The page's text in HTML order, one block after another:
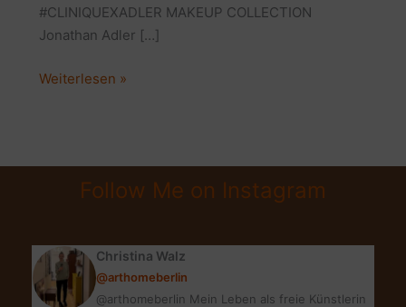
#CLINIQUEXADLER MAKEUP COLLECTION
Jonathan Adler […]
JONATHAN
LIMITED
EDITION
Weiterlesen »
Follow Me on Instagram
Christina Walz
@arthomeberlin
@arthomeberlin Mein Leben als freie Künstlerin